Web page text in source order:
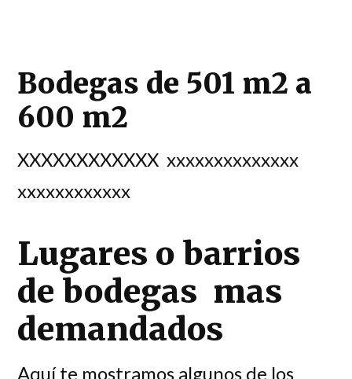
Bodegas de 501 m2 a
600 m2
XXXXXXXXXXXX xxxxxxxxxxxxxx
xxxxxxxxxxxx
Lugares o barrios
de bodegas mas
demandados
Aquí te mostramos algunos de los